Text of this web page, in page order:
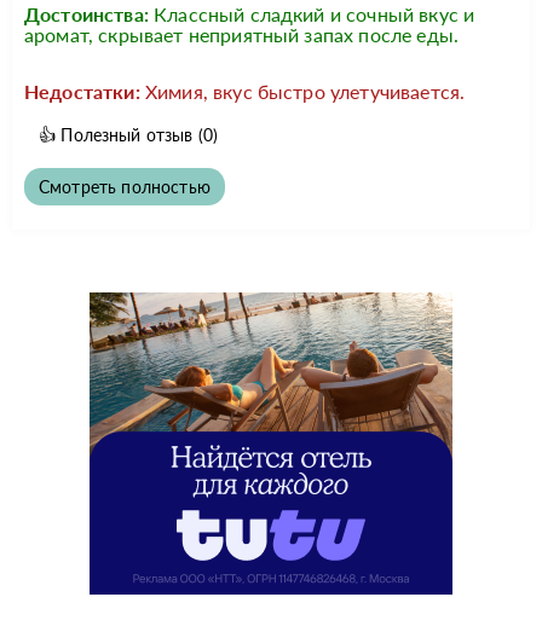
Достоинства: Классный сладкий и сочный вкус и
аромат, скрывает неприятный запах после еды.
Недостатки: Химия, вкус быстро улетучивается.
👍 Полезный отзыв (0)
Смотреть полностью